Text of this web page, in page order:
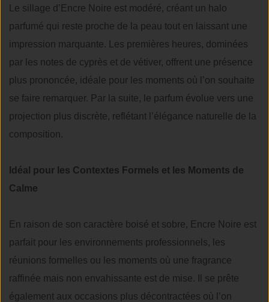
Le sillage d’Encre Noire est modéré, créant un halo
parfumé qui reste proche de la peau tout en laissant une
impression marquante. Les premières heures, dominées
par les notes de cyprès et de vétiver, offrent une présence
plus prononcée, idéale pour les moments où l’on souhaite
se faire remarquer. Par la suite, le parfum évolue vers une
projection plus discrète, reflétant l’élégance naturelle de la
composition.
Idéal pour les Contextes Formels et les Moments de
Calme
En raison de son caractère boisé et sobre, Encre Noire est
parfait pour les environnements professionnels, les
réunions formelles ou les moments où une fragrance
raffinée mais non envahissante est de mise. Il se prête
également aux occasions plus décontractées où l’on